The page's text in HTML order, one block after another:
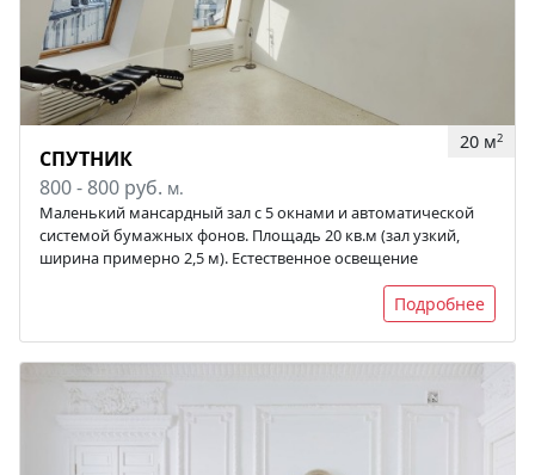
20 м2
СПУТНИК
800 - 800 руб. м.
Маленький мансардный зал с 5 окнами и автоматической
системой бумажных фонов. Площадь 20 кв.м (зал узкий,
ширина примерно 2,5 м). Естественное освещение
Подробнее